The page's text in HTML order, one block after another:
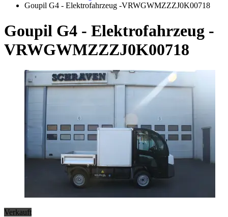
Goupil G4 - Elektrofahrzeug -VRWGWMZZZJ0K00718
Goupil G4 - Elektrofahrzeug -
VRWGWMZZZJ0K00718
Verkauft